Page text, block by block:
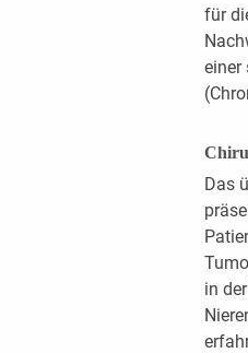
für
einer
Das
in